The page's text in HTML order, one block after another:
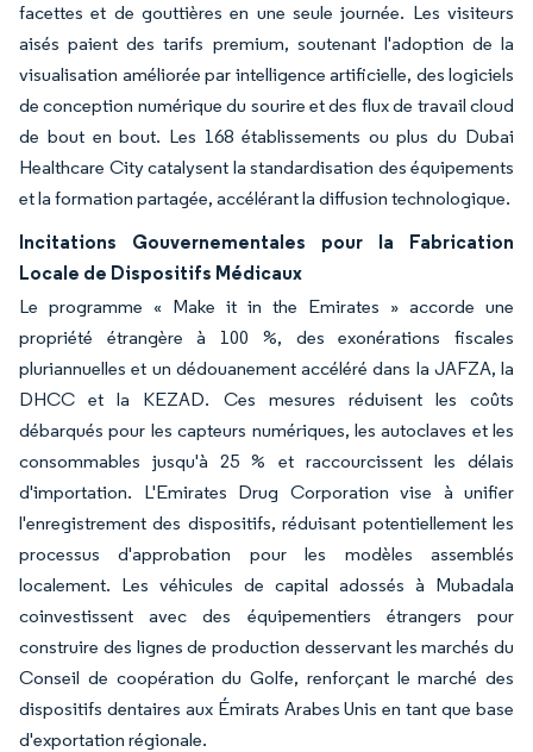
facettes et de gouttières en une seule journée. Les visiteurs
aisés paient des tarifs premium, soutenant l'adoption de la
visualisation améliorée par intelligence artificielle, des logiciels
de conception numérique du sourire et des flux de travail cloud
de bout en bout. Les 168 établissements ou plus du Dubai
Healthcare City catalysent la standardisation des équipements
et la formation partagée, accélérant la diffusion technologique.
Incitations Gouvernementales pour la Fabrication
Locale de Dispositifs Médicaux
Le programme « Make it in the Emirates » accorde une
propriété étrangère à 100 %, des exonérations fiscales
pluriannuelles et un dédouanement accéléré dans la JAFZA, la
DHCC et la KEZAD. Ces mesures réduisent les coûts
débarqués pour les capteurs numériques, les autoclaves et les
consommables jusqu'à 25 % et raccourcissent les délais
d'importation. L'Emirates Drug Corporation vise à unifier
l'enregistrement des dispositifs, réduisant potentiellement les
processus d'approbation pour les modèles assemblés
localement. Les véhicules de capital adossés à Mubadala
coinvestissent avec des équipementiers étrangers pour
construire des lignes de production desservant les marchés du
Conseil de coopération du Golfe, renforçant le marché des
dispositifs dentaires aux Émirats Arabes Unis en tant que base
d'exportation régionale.